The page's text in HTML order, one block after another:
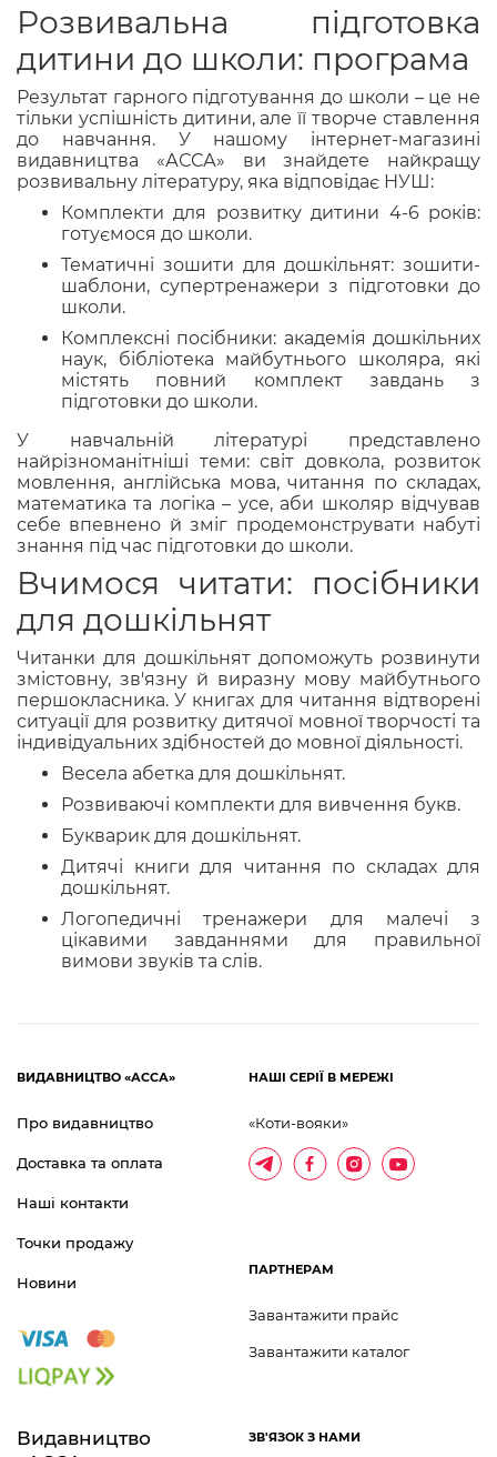
Розвивальна підготовка
дитини до школи: програма
Результат гарного підготування до школи – це не
тільки успішність дитини, але її творче ставлення
до навчання. У нашому інтернет-магазині
видавництва «АССА» ви знайдете найкращу
розвивальну літературу, яка відповідає НУШ:
Комплекти для розвитку дитини 4-6 років:
готуємося до школи.
Тематичні зошити для дошкільнят: зошити-
шаблони, супертренажери з підготовки до
школи.
Комплексні посібники: академія дошкільних
наук, бібліотека майбутнього школяра, які
містять повний комплект завдань з
підготовки до школи.
У навчальній літературі представлено
найрізноманітніші теми: світ довкола, розвиток
мовлення, англійська мова, читання по складах,
математика та логіка – усе, аби школяр відчував
себе впевнено й зміг продемонструвати набуті
знання під час підготовки до школи.
Вчимося читати: посібники
для дошкільнят
Читанки для дошкільнят допоможуть розвинути
змістовну, зв'язну й виразну мову майбутнього
першокласника. У книгах для читання відтворені
ситуації для розвитку дитячої мовної творчості та
індивідуальних здібностей до мовної діяльності.
Весела абетка для дошкільнят.
Розвиваючі комплекти для вивчення букв.
Букварик для дошкільнят.
Дитячі книги для читання по складах для
дошкільнят.
Логопедичні тренажери для малечі з
цікавими завданнями для правильної
вимови звуків та слів.
Видавництво
ЗВ'ЯЗОК З НАМИ
ВИДАВНИЦТВО «АССА»
Про видавництво
Доставка та оплата
Наші контакти
Точки продажу
Новини
НАШІ СЕРІЇ В МЕРЕЖІ
«Коти-вояки»
ПАРТНЕРАМ
Завантажити прайс
Завантажити каталог